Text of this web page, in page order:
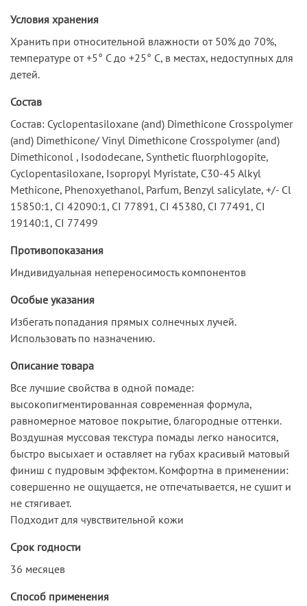
Условия хранения
Хранить при относительной влажности от 50% до 70%,
температуре от +5° С до +25° С, в местах, недоступных для
детей.
Состав
Состав: Cyclopentasiloxane (and) Dimethicone Crosspolymer
(and) Dimethicone/ Vinyl Dimethicone Crosspolymer (and)
Dimethiconol , Isododecane, Synthetic fluorphlogopite,
Cyclopentasiloxane, Isopropyl Myristate, C30-45 Alkyl
Methicone, Phenoxyethanol, Parfum, Benzyl salicylate, +/- Cl
15850:1, CI 42090:1, CI 77891, CI 45380, CI 77491, CI
19140:1, CI 77499
Противопоказания
Индивидуальная непереносимость компонентов
Особые указания
Избегать попадания прямых солнечных лучей.
Использовать по назначению.
Описание товара
Все лучшие свойства в одной помаде:
высокопигментированная современная формула,
равномерное матовое покрытие, благородные оттенки.
Воздушная муссовая текстура помады легко наносится,
быстро высыхает и оставляет на губах красивый матовый
финиш с пудровым эффектом. Комфортна в применении:
совершенно не ощущается, не отпечатывается, не сушит и
не стягивает.
Подходит для чувствительной кожи
Срок годности
36 месяцев
Способ применения